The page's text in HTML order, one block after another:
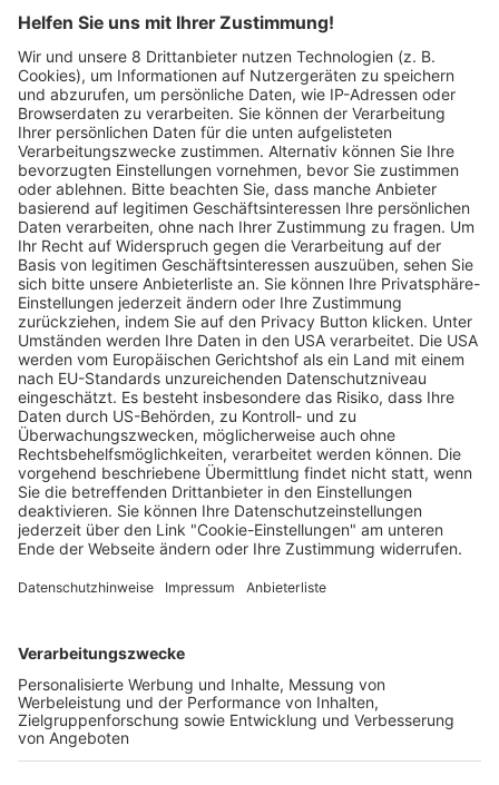
Unbekannte in Freiburg bewirft
Fahrradfahrerin und Passanten aus
fahrendem Auto mit rohen Eiern
Wochenbericht 22.10.2024
Freiburger Wochenbericht
Der Wochenbericht
wurde zum 31. Juli 2026
eingestellt.